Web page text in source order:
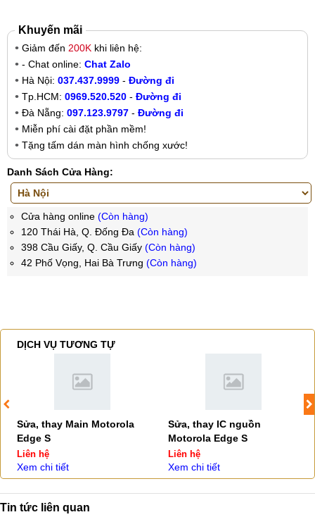
Khuyến mãi
Giảm đến 200K khi liên hệ:
- Chat online: Chat Zalo
Hà Nội: 037.437.9999 - Đường đi
Tp.HCM: 0969.520.520 - Đường đi
Đà Nẵng: 097.123.9797 - Đường đi
Miễn phí cài đặt phần mềm!
Tặng tấm dán màn hình chống xước!
Danh Sách Cửa Hàng:
Cửa hàng online (Còn hàng)
120 Thái Hà, Q. Đống Đa (Còn hàng)
398 Cầu Giấy, Q. Cầu Giấy (Còn hàng)
42 Phố Vọng, Hai Bà Trưng (Còn hàng)
DỊCH VỤ TƯƠNG TỰ
Sửa, thay Main Motorola
Edge S
Liên hệ
Xem chi tiết
Sửa, thay IC nguồn
Motorola Edge S
Liên hệ
Xem chi tiết
Tin tức liên quan